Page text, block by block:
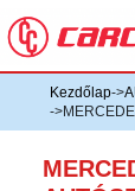
Kezdőlap->
-